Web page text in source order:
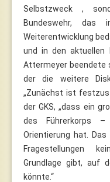
Selbstzweck ,
Bundeswehr, das
Weiterentwicklung
und in den aktuellen
Attermeyer beendete
der die weitere
„Zunächst ist
der GKS, „dass ein
des Führerkorps –
Orientierung hat.
Fragestellungen
Grundlage gibt, auf
könnte.“